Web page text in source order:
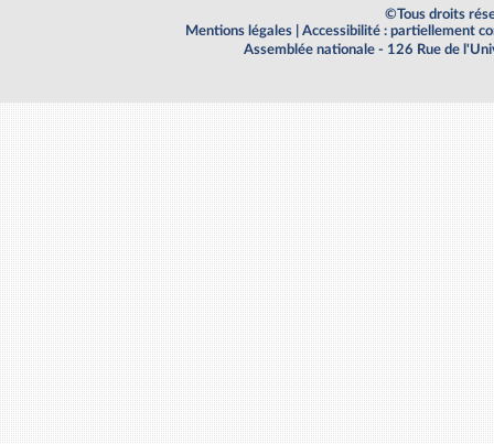
©Tous droits
Mentions légales
Accessibilité : partiellement
Assemblée nationale - 126 Rue de